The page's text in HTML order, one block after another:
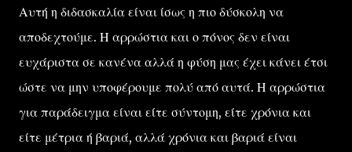
Αυτή η διδασκαλία είναι ίσως η πιο δύσκολη να
αποδεχτούμε. Η αρρώστια και ο πόνος δεν είναι
ευχάριστα σε κανένα αλλά η φύση μας έχει κάνει έτσι
ώστε να μην υποφέρουμε πολύ από αυτά. Η αρρώστια
για παράδειγμα είναι είτε σύντομη, είτε χρόνια και
είτε μέτρια ή βαριά, αλλά χρόνια και βαριά είναι